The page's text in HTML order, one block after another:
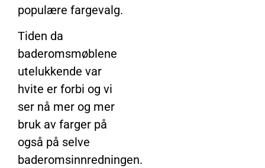
populære fargevalg.
Tiden da
baderomsmøblene
utelukkende var
hvite er forbi og vi
ser nå mer og mer
bruk av farger på
også på selve
baderomsinnredningen.